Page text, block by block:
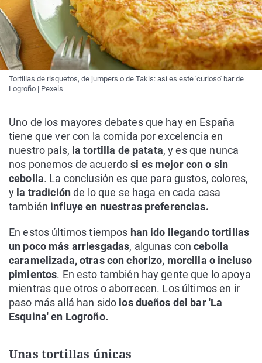
Tortillas de risquetos, de jumpers o de Takis: así es este 'curioso' bar de
Logroño | Pexels
Uno de los mayores debates que hay en España
tiene que ver con la comida por excelencia en
nuestro país, la tortilla de patata, y es que nunca
nos ponemos de acuerdosi es mejor con o sin
cebolla. La conclusión es que para gustos, colores,
y la tradiciónde lo que se haga en cada casa
también influye en nuestras preferencias.
En estos últimos tiempos han ido llegando tortillas
un poco más arriesgadas, algunas concebolla
caramelizada, otras con chorizo, morcilla o incluso
pimientos. En esto también hay gente que lo apoya
mientras que otros o aborrecen. Los últimos en ir
paso más allá han sido los dueños del bar 'La
Esquina' en Logroño.
Unas tortillas únicas